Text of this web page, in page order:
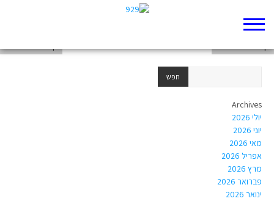
Archives
יולי 2026
יוני 2026
מאי 2026
אפריל 2026
מרץ 2026
פברואר 2026
ינואר 2026